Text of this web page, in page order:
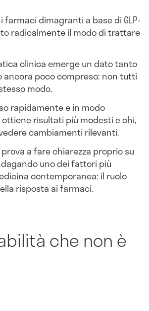
farmaci dimagranti a base di GLP-
radicalmente il modo di trattare
clinica emerge un dato tanto
poco compreso: non tutti
modo.
rapidamente e in modo
risultati più modesti e chi,
cambiamenti rilevanti.
a fare chiarezza proprio su
uno dei fattori più
contemporanea: il ruolo
risposta ai farmaci.
che non è